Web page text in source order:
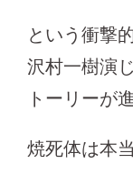
という衝撃
沢村一樹演
トーリーが
焼死体は本